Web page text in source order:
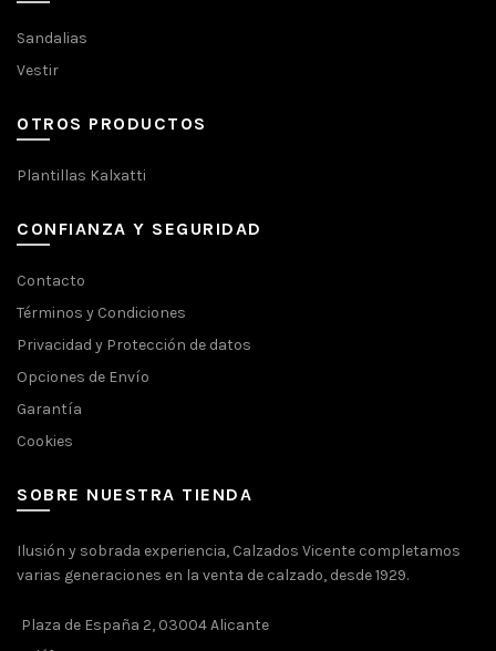
Sandalias
Vestir
OTROS PRODUCTOS
Plantillas Kalxatti
CONFIANZA Y SEGURIDAD
Contacto
Términos y Condiciones
Privacidad y Protección de datos
Opciones de Envío
Garantía
Cookies
SOBRE NUESTRA TIENDA
Ilusión y sobrada experiencia, Calzados Vicente completamos
varias generaciones en la venta de calzado, desde 1929.
Plaza de España 2, 03004 Alicante